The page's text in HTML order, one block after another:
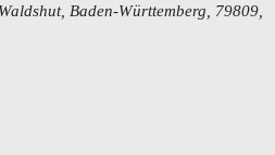
Baden-Württemberg, 79809,